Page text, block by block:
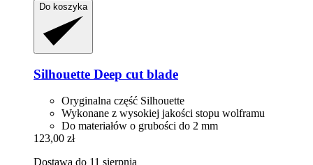
Do koszyka
Silhouette Deep cut blade
Oryginalna część Silhouette
Wykonane z wysokiej jakości stopu wolframu
Do materiałów o grubości do 2 mm
123,00 zł
Dostawa do 11 sierpnia